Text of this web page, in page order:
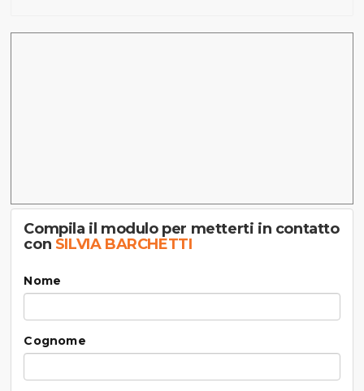
Compila il modulo per metterti in contatto
con SILVIA BARCHETTI
Nome
Cognome